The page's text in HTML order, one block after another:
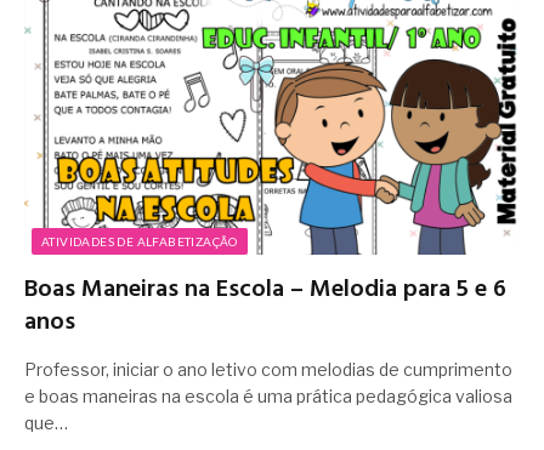
ATIVIDADES DE ALFABETIZAÇÃO
Boas Maneiras na Escola – Melodia para 5 e 6
anos
Professor, iniciar o ano letivo com melodias de cumprimento
e boas maneiras na escola é uma prática pedagógica valiosa
que…